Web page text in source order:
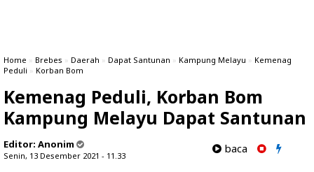
Home » Brebes » Daerah » Dapat Santunan » Kampung Melayu » Kemenag
Peduli » Korban Bom
Kemenag Peduli, Korban Bom
Kampung Melayu Dapat Santunan
Editor: Anonim
Senin, 13 Desember 2021 - 11.33
baca